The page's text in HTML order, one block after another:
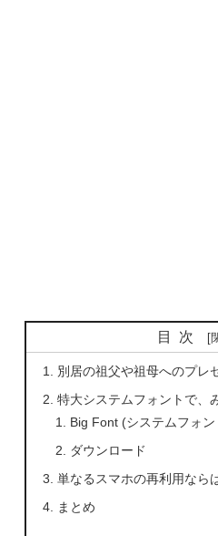
目次
別居の祖父や祖母へのプレ
特大システムフォントで、
Big Font (システムフォ
ダウンロード
単なるスマホの再利用なら
まとめ